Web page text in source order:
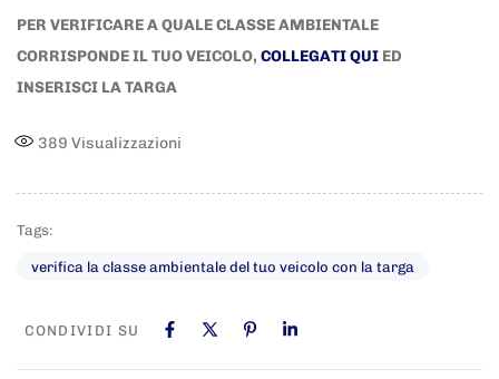
PER VERIFICARE A QUALE CLASSE AMBIENTALE
CORRISPONDE IL TUO VEICOLO, COLLEGATI QUI ED
INSERISCI LA TARGA
389 Visualizzazioni
Tags:
verifica la classe ambientale del tuo veicolo con la targa
CONDIVIDI SU